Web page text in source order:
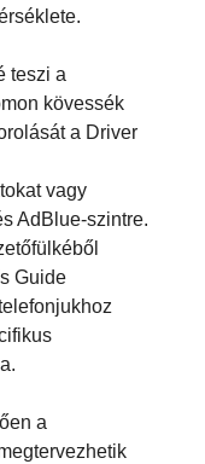
teszi a
kövessék
a Driver
vagy
AdBlue-szintre.
Guide
a